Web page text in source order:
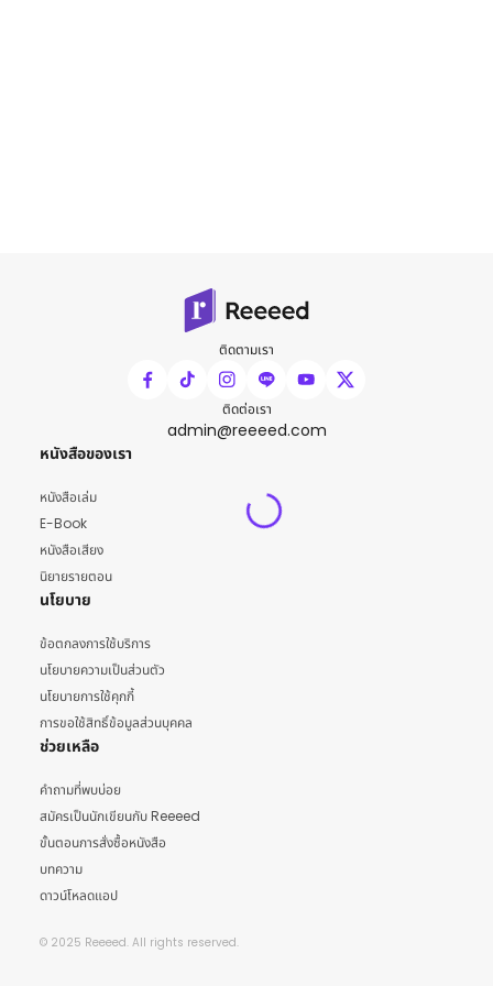
ติดตามเรา
ติดต่อเรา
admin@reeeed.com
หนังสือของเรา
หนังสือเล่ม
E-Book
หนังสือเสียง
นิยายรายตอน
นโยบาย
ข้อตกลงการใช้บริการ
นโยบายความเป็นส่วนตัว
นโยบายการใช้คุกกี้
การขอใช้สิทธิ์ข้อมูลส่วนบุคคล
ช่วยเหลือ
คำถามที่พบบ่อย
สมัครเป็นนักเขียนกับ Reeeed
ขั้นตอนการสั่งซื้อหนังสือ
บทความ
ดาวน์โหลดแอป
© 2025 Reeeed. All rights reserved.